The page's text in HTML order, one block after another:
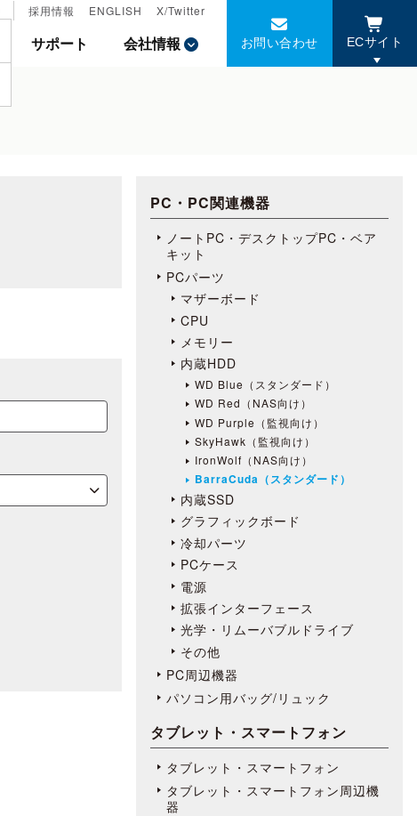
サポート 会社情報
採用情報 ENGLISH X/Twitter
お問い合わせ ECサイト
サポート 会社情報
採用情報 ENGLISH X/Twitter
お問い合わせ ECサイト
PC・PC関連機器
ノートPC・デスクトップPC・ベア
キット
PCパーツ
マザーボード
CPU
メモリー
内蔵HDD
WD Blue（スタンダード）
WD Red（NAS向け）
WD Purple（監視向け）
SkyHawk（監視向け）
IronWolf（NAS向け）
BarraCuda（スタンダード）
内蔵SSD
グラフィックボード
冷却パーツ
PCケース
電源
拡張インターフェース
光学・リムーバブルドライブ
その他
PC周辺機器
パソコン用バッグ/リュック
タブレット・スマートフォン
タブレット・スマートフォン
タブレット・スマートフォン周辺機
器